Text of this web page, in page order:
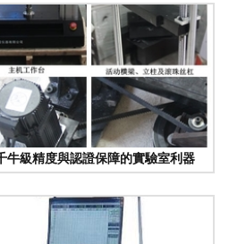
級精度與認證保障的實驗室利器